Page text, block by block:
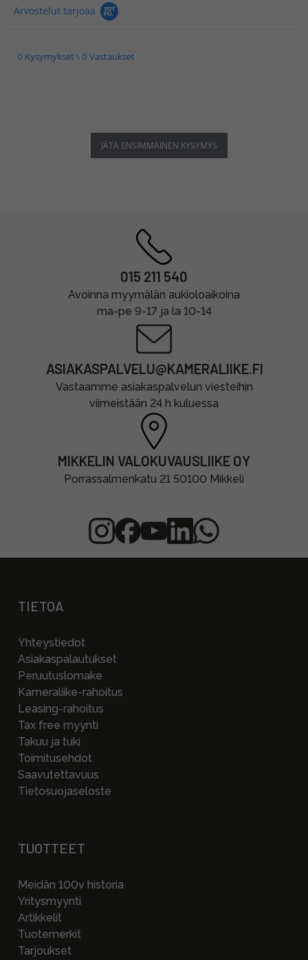
Arvostelut tarjoaa
0 Kysymykset \ 0 Vastaukset
JÄTÄ ENSIMMÄINEN KYSYMYS
015 211 540
Avoinna myymälän aukioloaikoina
ma-pe 9-17 ja la 10-14
ASIAKASPALVELU@KAMERALIIKE.FI
Vastaamme asiakaspalvelun viesteihin
viimeistään 24 h kuluessa
MIKKELIN VALOKUVAUSLIIKE OY
Porrassalmenkatu 21 50100 Mikkeli
TIETOA
Yhteystiedot
Asiakaspalautukset
Peruutuslomake
Kameraliike-rahoitus
Leasing-rahoitus
Tax free myynti
Takuu ja tuki
Toimitusehdot
Saavutettavuus
Tietosuojaseloste
TUOTTEET
Meidän 100v historia
Yritysmyynti
Artikkelit
Tuotemerkit
Tarjoukset